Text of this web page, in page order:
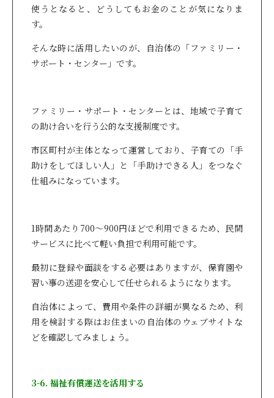
使うとなると、どうしてもお金のことが気になりま
す。
そんな時に活用したいのが、自治体の「ファミリー・
サポート・センター」です。
ファミリー・サポート・センターとは、地域で子育て
の助け合いを行う公的な支援制度です。
市区町村が主体となって運営しており、子育ての「手
助けをしてほしい人」と「手助けできる人」をつなぐ
仕組みになっています。
1時間あたり700～900円ほどで利用できるため、民間
サービスに比べて軽い負担で利用可能です。
最初に登録や面談をする必要はありますが、保育園や
習い事の送迎を安心して任せられるようになります。
自治体によって、費用や条件の詳細が異なるため、利
用を検討する際はお住まいの自治体のウェブサイトな
どを確認してみましょう。
3-6. 福祉有償運送を活用する